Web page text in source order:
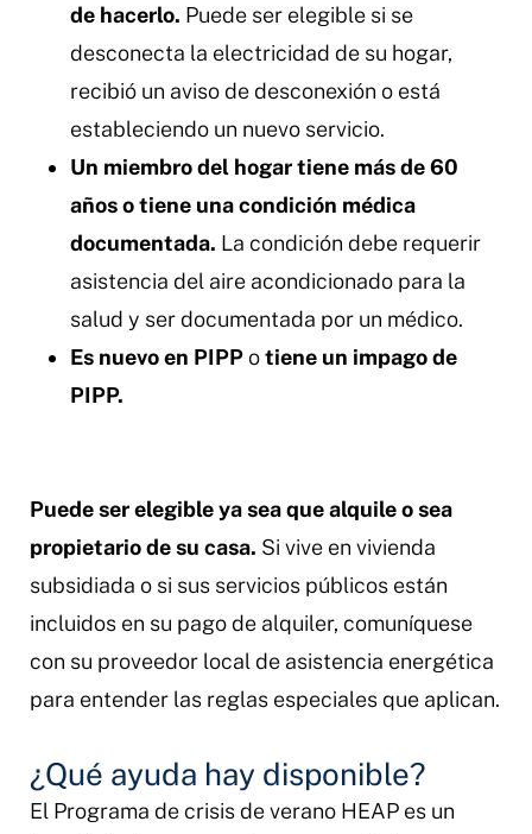
de hacerlo. Puede ser elegible si se
desconecta la electricidad de su hogar,
recibió un aviso de desconexión o está
estableciendo un nuevo servicio.
Un miembro del hogar tiene más de 60
años o tiene una condición médica
documentada. La condición debe requerir
asistencia del aire acondicionado para la
salud y ser documentada por un médico.
Es nuevo en PIPPotiene un impago de
PIPP.
Puede ser elegible ya sea que alquile o sea
propietario de su casa. Si vive en vivienda
subsidiada o si sus servicios públicos están
incluidos en su pago de alquiler, comuníquese
con su proveedor local de asistencia energética
para entender las reglas especiales que aplican.
¿Qué ayuda hay disponible?
El Programa de crisis de verano HEAP es un